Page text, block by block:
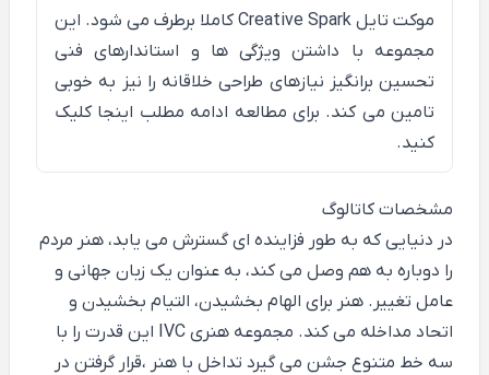
موکت تایل Creative Spark کاملا برطرف می شود. این
مجموعه با داشتن ویژگی ها و استاندارهای فنی
تحسین برانگیز نیازهای طراحی خلاقانه را نیز به خوبی
تامین می کند. برای مطالعه ادامه مطلب اینجاکلیک
کنید.
مشخصات کاتالوگ
در دنیایی که به طور فزاینده ای گسترش می یابد، هنر مردم
را دوباره به هم وصل می کند، به عنوان یک زبان جهانی و
عامل تغییر. هنر برای الهام بخشیدن، التیام بخشیدن و
اتحاد مداخله می کند. مجموعه هنری IVC این قدرت را با
سه خط متنوع جشن می گیرد تداخل با هنر ،قرار گرفتن در